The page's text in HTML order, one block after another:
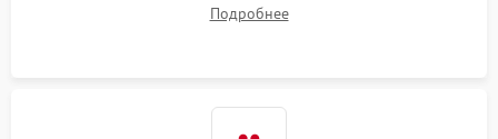
электронного модуля управления.
Подробнее